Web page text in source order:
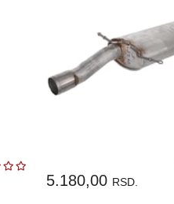
5.180,00 RSD.